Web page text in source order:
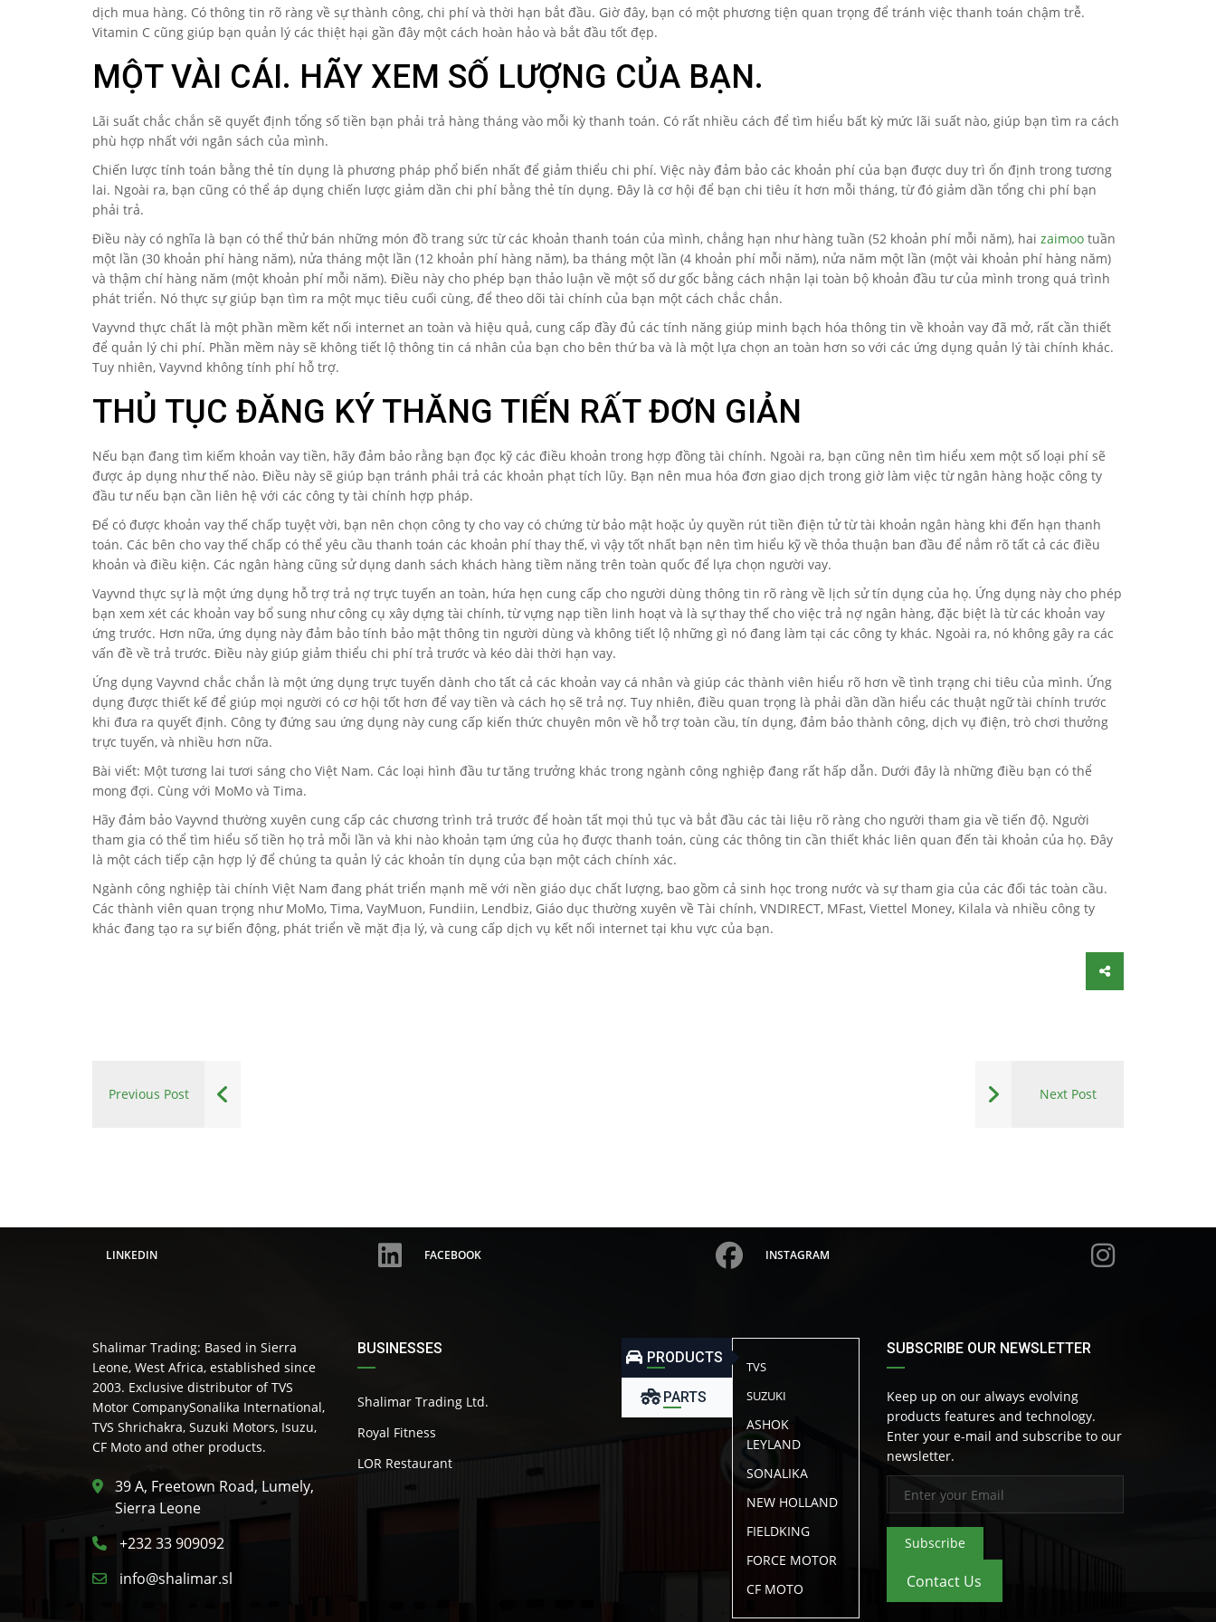
dịch mua hàng. Có thông tin rõ ràng về sự thành công, chi phí và thời hạn bắt đầu. Giờ đây, bạn có một phương tiện quan trọng để tránh việc thanh toán chậm trễ.
Vitamin C cũng giúp bạn quản lý các thiệt hại gần đây một cách hoàn hảo và bắt đầu tốt đẹp.
MỘT VÀI CÁI. HÃY XEM SỐ LƯỢNG CỦA BẠN.
Lãi suất chắc chắn sẽ quyết định tổng số tiền bạn phải trả hàng tháng vào mỗi kỳ thanh toán. Có rất nhiều cách để tìm hiểu bất kỳ mức lãi suất nào, giúp bạn tìm ra cách
phù hợp nhất với ngân sách của mình.
Chiến lược tính toán bằng thẻ tín dụng là phương pháp phổ biến nhất để giảm thiểu chi phí. Việc này đảm bảo các khoản phí của bạn được duy trì ổn định trong tương
lai. Ngoài ra, bạn cũng có thể áp dụng chiến lược giảm dần chi phí bằng thẻ tín dụng. Đây là cơ hội để bạn chi tiêu ít hơn mỗi tháng, từ đó giảm dần tổng chi phí bạn
phải trả.
Điều này có nghĩa là bạn có thể thử bán những món đồ trang sức từ các khoản thanh toán của mình, chẳng hạn như hàng tuần (52 khoản phí mỗi năm), hai zaimoo tuần
một lần (30 khoản phí hàng năm), nửa tháng một lần (12 khoản phí hàng năm), ba tháng một lần (4 khoản phí mỗi năm), nửa năm một lần (một vài khoản phí hàng năm)
và thậm chí hàng năm (một khoản phí mỗi năm). Điều này cho phép bạn thảo luận về một số dư gốc bằng cách nhận lại toàn bộ khoản đầu tư của mình trong quá trình
phát triển. Nó thực sự giúp bạn tìm ra một mục tiêu cuối cùng, để theo dõi tài chính của bạn một cách chắc chắn.
Vayvnd thực chất là một phần mềm kết nối internet an toàn và hiệu quả, cung cấp đầy đủ các tính năng giúp minh bạch hóa thông tin về khoản vay đã mở, rất cần thiết
để quản lý chi phí. Phần mềm này sẽ không tiết lộ thông tin cá nhân của bạn cho bên thứ ba và là một lựa chọn an toàn hơn so với các ứng dụng quản lý tài chính khác.
Tuy nhiên, Vayvnd không tính phí hỗ trợ.
THỦ TỤC ĐĂNG KÝ THĂNG TIẾN RẤT ĐƠN GIẢN
Nếu bạn đang tìm kiếm khoản vay tiền, hãy đảm bảo rằng bạn đọc kỹ các điều khoản trong hợp đồng tài chính. Ngoài ra, bạn cũng nên tìm hiểu xem một số loại phí sẽ
được áp dụng như thế nào. Điều này sẽ giúp bạn tránh phải trả các khoản phạt tích lũy. Bạn nên mua hóa đơn giao dịch trong giờ làm việc từ ngân hàng hoặc công ty
đầu tư nếu bạn cần liên hệ với các công ty tài chính hợp pháp.
Để có được khoản vay thế chấp tuyệt vời, bạn nên chọn công ty cho vay có chứng từ bảo mật hoặc ủy quyền rút tiền điện tử từ tài khoản ngân hàng khi đến hạn thanh
toán. Các bên cho vay thế chấp có thể yêu cầu thanh toán các khoản phí thay thế, vì vậy tốt nhất bạn nên tìm hiểu kỹ về thỏa thuận ban đầu để nắm rõ tất cả các điều
khoản và điều kiện. Các ngân hàng cũng sử dụng danh sách khách hàng tiềm năng trên toàn quốc để lựa chọn người vay.
Vayvnd thực sự là một ứng dụng hỗ trợ trả nợ trực tuyến an toàn, hứa hẹn cung cấp cho người dùng thông tin rõ ràng về lịch sử tín dụng của họ. Ứng dụng này cho phép
bạn xem xét các khoản vay bổ sung như công cụ xây dựng tài chính, từ vựng nạp tiền linh hoạt và là sự thay thế cho việc trả nợ ngân hàng, đặc biệt là từ các khoản vay
ứng trước. Hơn nữa, ứng dụng này đảm bảo tính bảo mật thông tin người dùng và không tiết lộ những gì nó đang làm tại các công ty khác. Ngoài ra, nó không gây ra các
vấn đề về trả trước. Điều này giúp giảm thiểu chi phí trả trước và kéo dài thời hạn vay.
Ứng dụng Vayvnd chắc chắn là một ứng dụng trực tuyến dành cho tất cả các khoản vay cá nhân và giúp các thành viên hiểu rõ hơn về tình trạng chi tiêu của mình. Ứng
dụng được thiết kế để giúp mọi người có cơ hội tốt hơn để vay tiền và cách họ sẽ trả nợ. Tuy nhiên, điều quan trọng là phải dần dần hiểu các thuật ngữ tài chính trước
khi đưa ra quyết định. Công ty đứng sau ứng dụng này cung cấp kiến ​​thức chuyên môn về hỗ trợ toàn cầu, tín dụng, đảm bảo thành công, dịch vụ điện, trò chơi thưởng
trực tuyến, và nhiều hơn nữa.
Bài viết: Một tương lai tươi sáng cho Việt Nam. Các loại hình đầu tư tăng trưởng khác trong ngành công nghiệp đang rất hấp dẫn. Dưới đây là những điều bạn có thể
mong đợi. Cùng với MoMo và Tima.
Hãy đảm bảo Vayvnd thường xuyên cung cấp các chương trình trả trước để hoàn tất mọi thủ tục và bắt đầu các tài liệu rõ ràng cho người tham gia về tiến độ. Người
tham gia có thể tìm hiểu số tiền họ trả mỗi lần và khi nào khoản tạm ứng của họ được thanh toán, cùng các thông tin cần thiết khác liên quan đến tài khoản của họ. Đây
là một cách tiếp cận hợp lý để chúng ta quản lý các khoản tín dụng của bạn một cách chính xác.
Ngành công nghiệp tài chính Việt Nam đang phát triển mạnh mẽ với nền giáo dục chất lượng, bao gồm cả sinh học trong nước và sự tham gia của các đối tác toàn cầu.
Các thành viên quan trọng như MoMo, Tima, VayMuon, Fundiin, Lendbiz, Giáo dục thường xuyên về Tài chính, VNDIRECT, MFast, Viettel Money, Kilala và nhiều công ty
khác đang tạo ra sự biến động, phát triển về mặt địa lý, và cung cấp dịch vụ kết nối internet tại khu vực của bạn.
Previous Post Next Post
LINKEDIN FACEBOOK INSTAGRAM
Shalimar Trading: Based in Sierra
Leone, West Africa, established since
2003. Exclusive distributor of TVS
Motor CompanySonalika International,
TVS Shrichakra, Suzuki Motors, Isuzu,
CF Moto and other products.
39 A, Freetown Road, Lumely,
Sierra Leone
+232 33 909092
info@shalimar.sl
BUSINESSES
Shalimar Trading Ltd.
Royal Fitness
LOR Restaurant
PRODUCTS
PARTS
TVS
SUZUKI
ASHOK
LEYLAND
SONALIKA
NEW HOLLAND
FIELDKING
FORCE MOTOR
CF MOTO
SUBSCRIBE OUR NEWSLETTER
Keep up on our always evolving
products features and technology.
Enter your e-mail and subscribe to our
newsletter.
Subscribe
Contact Us